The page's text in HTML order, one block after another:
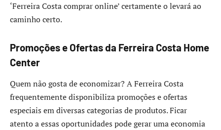
‘Ferreira Costa comprar online’ certamente o levará ao
caminho certo.
Promoções e Ofertas da Ferreira Costa Home
Center
Quem não gosta de economizar? A Ferreira Costa
frequentemente disponibiliza promoções e ofertas
especiais em diversas categorias de produtos. Ficar
atento a essas oportunidades pode gerar uma economia